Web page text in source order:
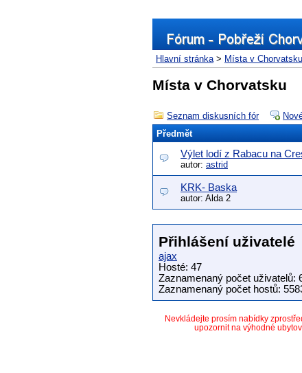
Hlavní stránka> Místa v Chorvatsku
Místa v Chorvatsku
Seznam diskusních fór
Předmět
Výlet lodí z Rabacu na
autor: astrid
KRK- Baska
autor: Alda 2
Přihlášení uživatelé
ajax
Hosté: 47
Zaznamenaný počet uživatelů:
Zaznamenaný počet hostů:
Nevkládejte prosím nabídky
upozornit na výhodné